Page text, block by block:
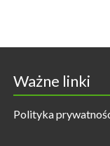
Ważne linki
Polityka